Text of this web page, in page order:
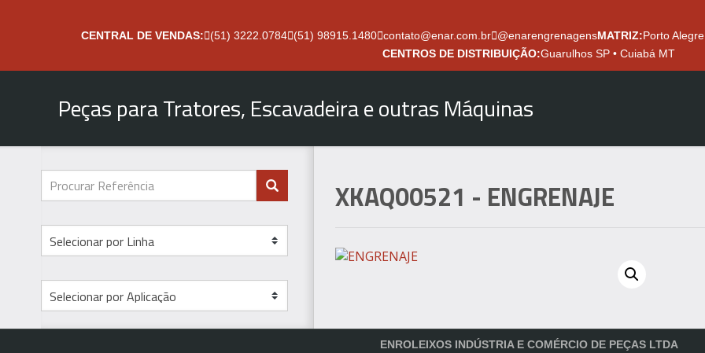
CENTRAL DE VENDAS: (51) 3222.0784 (51) 98915.1480 contato@enar.com.br @enarengrenagensMATRIZ:Porto
CENTROS DE DISTRIBUIÇÃO:Guarulhos SP • Cuiabá MT
Peças para Tratores, Escavadeira e outras Máquinas
XKAQ00521 - ENGRENAJE
ENROLEIXOS INDÚSTRIA E COMÉRCIO DE PEÇAS LTDA